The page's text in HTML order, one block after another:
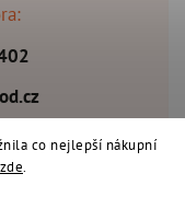
co nejlepší nákupní
zde.
práva vyhrazena.